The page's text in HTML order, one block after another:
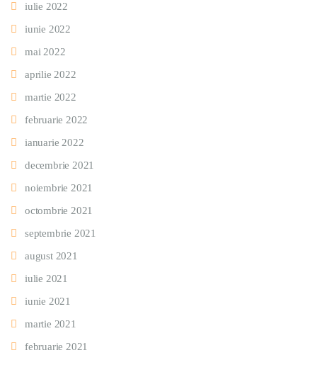
iulie 2022
iunie 2022
mai 2022
aprilie 2022
martie 2022
februarie 2022
ianuarie 2022
decembrie 2021
noiembrie 2021
octombrie 2021
septembrie 2021
august 2021
iulie 2021
iunie 2021
martie 2021
februarie 2021